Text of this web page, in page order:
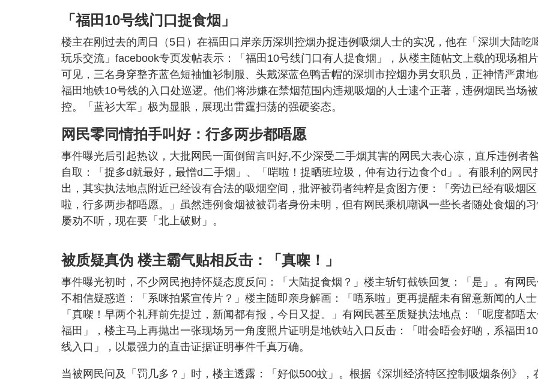
「福田10号线门口捉食烟」
楼主在刚过去的周日（5日）在福田口岸亲历深圳控烟办捉违例吸烟人士的实况，他在「深圳大陆吃
玩乐交流」facebook专页发帖表示：「福田10号线门口有人捉食烟」，从楼主随帖文上载的现场相
可见，三名身穿整齐蓝色短袖恤衫制服、头戴深蓝色鸭舌帽的深圳市控烟办男女职员，正神情严肃
福田地铁10号线的入口处巡逻。他们将涉嫌在禁烟范围内违规吸烟的人士逮个正著，违例烟民当场
控。「蓝衫大军」极为显眼，展现出雷霆扫荡的强硬姿态。
网民零同情拍手叫好：行多两步都唔愿
事件曝光后引起热议，大批网民一面倒留言叫好,不少深受二手烟其害的网民大表心凉，直斥违例者
自取：「捉多d就最好，最憎d二手烟」、「啱啦！捉晒班垃圾，仲有边行边食个d」。有眼利的网民
出，其实执法地点附近已经设有合法的吸烟空间，批评被罚者纯粹是贪图方便：「旁边已经有吸烟区
啦，行多两步都唔愿。」虽然违例食烟被被罚者身份未明，但有网民乘机嘲讽一些长者随处食烟的
屡劝不听，现在要「北上破财」。
被质疑真伪 楼主霸气贴相反击：「真㗎！」
事件曝光初时，不少网民抱持怀疑态度反问：「大陆捉食烟？」楼主斩钉截铁回复：「是」。有网
不相信疑惑道：「系咪拍紧宣传片？」楼主随即亲身解画：「唔系啦」更再提醒未有留意新闻的人
「真㗎！早两个礼拜前先捉过，新闻都有报，今日又捉。」有网民甚至质疑执法地点：「呢度都唔
福田」，楼主马上再抛出一张现场另一角度照片证明是地铁站入口反击：「咁会晤会好啲，系福田
线入口」，以最强力的直击证据证明事件千真万确。
当被网民问及「罚几多？」时，楼主透露：「好似500蚊」。根据《深圳经济特区控制吸烟条例》，